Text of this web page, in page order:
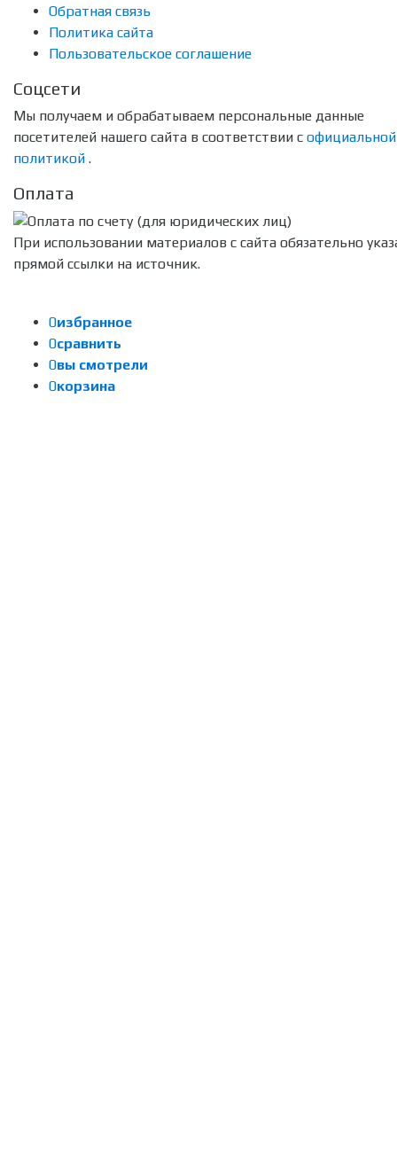
Обратная связь
Политика сайта
Пользовательское соглашение
Соцсети
Мы получаем и обрабатываем персональные данные
посетителей нашего сайта в соответствии с официальной
политикой .
Оплата
При использовании материалов с сайта обязательно
прямой ссылки на источник.
0избранное
0сравнить
0вы смотрели
0корзина